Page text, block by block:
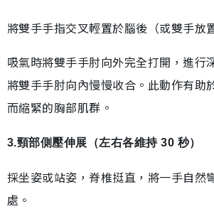
將雙手手指交叉輕置於腦後（或雙手放
吸氣時將雙手手肘向外完全打開，進行
將雙手手肘向內慢慢收合。此動作有助
而縮緊的胸部肌群。
3.頸部側壓伸展（左右各維持 30 秒）
採坐姿或站姿，脊椎挺直，將一手自然
處。